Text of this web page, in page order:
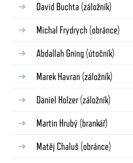
David Buchta (záložník)
Michal Frydrych (obránce)
Abdallah Gning (útočník)
Marek Havran (záložník)
Daniel Holzer (záložník)
Martin Hrubý (brankář)
Matěj Chaluš (obránce)